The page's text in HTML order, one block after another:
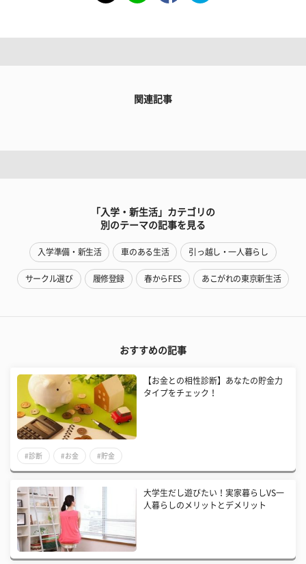
関連記事
「入学・新生活」カテゴリの
別のテーマの記事を見る
入学準備・新生活 車のある生活 引っ越し・一人暮らし
サークル選び 履修登録 春からFES あこがれの東京新生活
おすすめの記事
【お金との相性診断】あなたの貯金力
タイプをチェック！
#診断 #お金 #貯金
大学生だし遊びたい！実家暮らしVS一
人暮らしのメリットとデメリット